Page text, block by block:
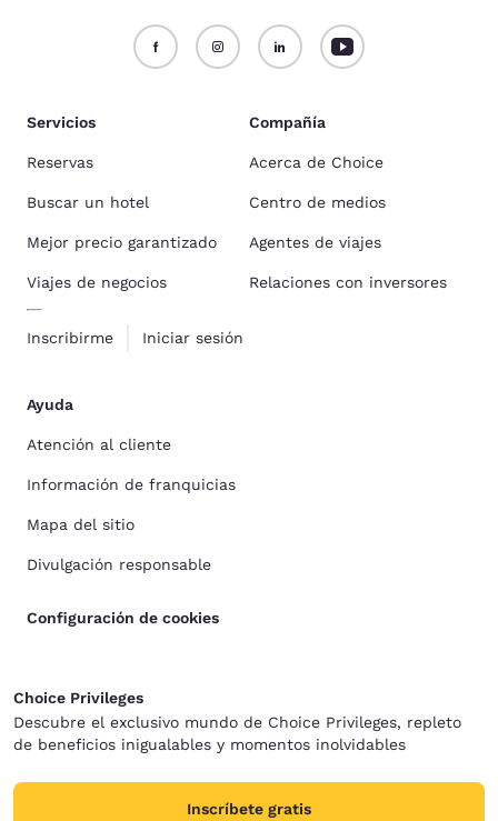
Servicios
Reservas
Buscar un hotel
Mejor precio garantizado
Viajes de negocios
Inscribirme Iniciar sesión
Compañía
Acerca de Choice
Centro de medios
Agentes de viajes
Relaciones con inversores
Ayuda
Atención al cliente
Información de franquicias
Mapa del sitio
Divulgación responsable
Configuración de cookies
Choice Privileges
Descubre el exclusivo mundo de Choice Privileges, repleto
de beneficios inigualables y momentos inolvidables
Inscríbete gratis